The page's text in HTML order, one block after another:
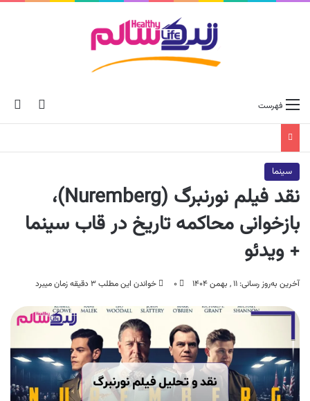
skin فهرست
سینما
نقد فیلم نورنبرگ (Nuremberg)،
بازخوانی محاکمه تاریخ در قاب سینما
+ ویدئو
آخرین به‌روز رسانی: ۱۱ , بهمن ۱۴۰۴ ۰ خواندن این مطلب ۳ دقیقه زمان میبرد